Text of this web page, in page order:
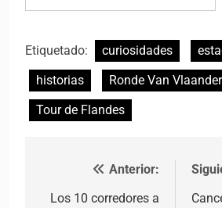
Etiquetado: curiosidades
historias
Ronde Van
Tour de Flandes
Navegación de
Anterior:
Los 10 corredores a